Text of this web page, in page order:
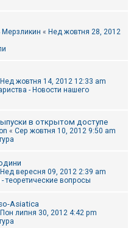
Мерзликин « Нед жовтня 28, 2012
Нед жовтня 14, 2012 12:33 am
- Новости нашего
в открытом доступе
« Сер жовтня 10, 2012 9:50 am
Нед вересня 09, 2012 2:39 am
- теоретические вопросы
Asiatica
Пон липня 30, 2012 4:42 pm